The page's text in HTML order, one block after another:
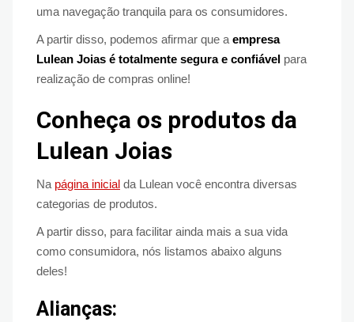
uma navegação tranquila para os consumidores.
A partir disso, podemos afirmar que a empresa
Lulean Joias é totalmente segura e confiável para
realização de compras online!
Conheça os produtos da
Lulean Joias
Na página inicial da Lulean você encontra diversas
categorias de produtos.
A partir disso, para facilitar ainda mais a sua vida
como consumidora, nós listamos abaixo alguns
deles!
Alianças: